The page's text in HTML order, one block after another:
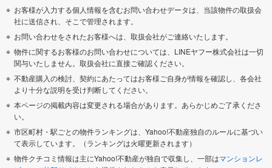
お客様が入力する個人情報を含むお問い合わせデータは、当該物件の取扱会
社に送信され、そこで管理されます。
お問い合わせをされたお客様へは、取扱会社がご連絡いたします。
物件に関するお客様のお問い合わせについては、LINEヤフー株式会社は一切
関与いたしません。取扱会社に直接ご確認ください。
不動産購入の検討、契約にあたってはお客様ご自身が情報を確認し、各会社
より十分な説明を受け判断してください。
本ページの掲載内容は変更される場合があります。あらかじめご了承くださ
い。
市区町村・駅ごとの物件ランキングは、Yahoo!不動産独自のルールに基づい
て表示しています。（ランキングは火曜更新されます）
物件クチコミ情報は主にYahoo!不動産が独自で収集し、一部はマンションレ